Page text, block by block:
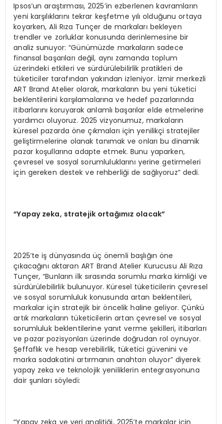
Ipsos’un araştırması, 2025’in ezberlenen kavramların
yeni karşılıklarını tekrar keşfetme yılı olduğunu ortaya
koyarken, Ali Rıza Tunçer de markaları bekleyen
trendler ve zorluklar konusunda derinlemesine bir
analiz sunuyor: “Günümüzde markaların sadece
finansal başarıları değil, aynı zamanda toplum
üzerindeki etkileri ve sürdürülebilirlik pratikleri de
tüketiciler tarafından yakından izleniyor. İzmir merkezli
ART Brand Atelier olarak, markaların bu yeni tüketici
beklentilerini karşılamalarına ve hedef pazarlarında
itibarlarını koruyarak anlamlı başarılar elde etmelerine
yardımcı oluyoruz. 2025 vizyonumuz, markaların
küresel pazarda öne çıkmaları için yenilikçi stratejiler
geliştirmelerine olanak tanımak ve onları bu dinamik
pazar koşullarına adapte etmek. Bunu yaparken,
çevresel ve sosyal sorumluluklarını yerine getirmeleri
için gereken destek ve rehberliği de sağlıyoruz” dedi.
“Yapay zeka, stratejik ortağımız olacak”
2025’te iş dünyasında üç önemli başlığın öne
çıkacağını aktaran ART Brand Atelier Kurucusu Ali Rıza
Tunçer, “Bunların ilk sırasında sorumlu marka kimliği ve
sürdürülebilirlik bulunuyor. Küresel tüketicilerin çevresel
ve sosyal sorumluluk konusunda artan beklentileri,
markalar için stratejik bir öncelik haline geliyor. Çünkü
artık markaların tüketicilerin artan çevresel ve sosyal
sorumluluk beklentilerine yanıt verme şekilleri, itibarları
ve pazar pozisyonları üzerinde doğrudan rol oynuyor.
Şeffaflık ve hesap verebilirlik, tüketici güvenini ve
marka sadakatini artırmanın anahtarı oluyor” diyerek
yapay zeka ve teknolojik yeniliklerin entegrasyonuna
dair şunları söyledi:
“Yapay zeka ve veri analitiği, 2025’te markalar için